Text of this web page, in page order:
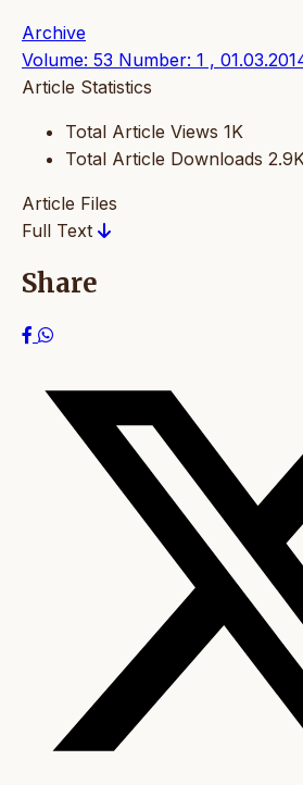
Archive
Volume: 53 Number: 1 ,
Article Statistics
Total Article Views 1K
Total Article Downloads
Article Files
Full Text
Share